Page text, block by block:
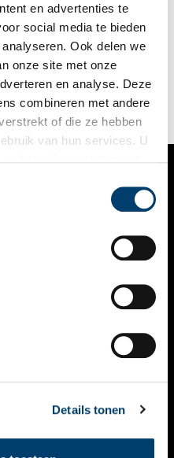
en advertenties te
social media te bieden
Ook delen we
onze site met onze
en analyse. Deze
combineren met andere
of die ze hebben
van hun services. U
Details tonen
ligt het Fort bij
tot het Noordwestfront van
gebouwd om de
kade van de
met kaden te